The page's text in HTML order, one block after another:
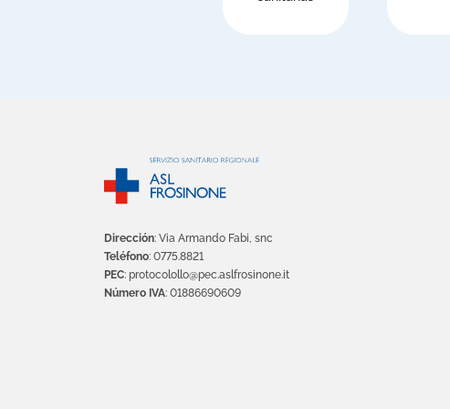
Dirección: Via Armando Fabi, snc
Teléfono: 0775.8821
PEC: protocolollo@pec.aslfrosinone.it
Número IVA: 01886690609